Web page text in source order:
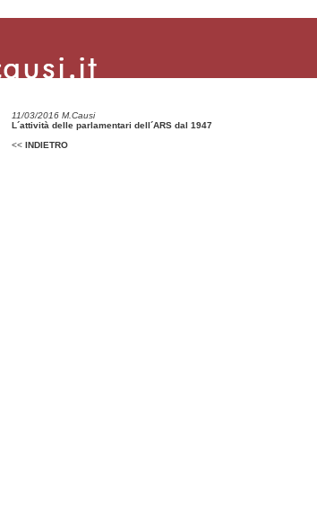
11/03/2016 M.Causi
L´attività delle parlamentari dell´ARS dal 1947
<< INDIETRO